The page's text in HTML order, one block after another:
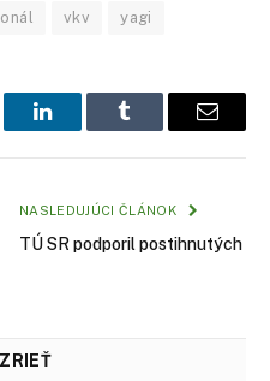
vkv yagi
LinkedInTumblr Email
NASLEDUJÚCI ČLÁNOK
TÚ SR podporil postihnutých